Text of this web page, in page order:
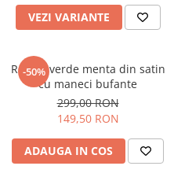
VEZI VARIANTE
-50%
Rochie verde menta din satin
cu maneci bufante
299,00 RON
149,50 RON
ADAUGA IN COS